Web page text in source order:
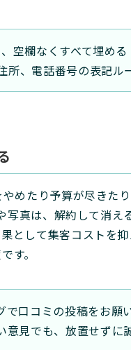
空欄なくすべて埋める
所、電話番号の表記
めたり予算が尽きた
真は、解約して消え
として集客コストを
す。
口コミの投稿をお願
見でも、放置せずに